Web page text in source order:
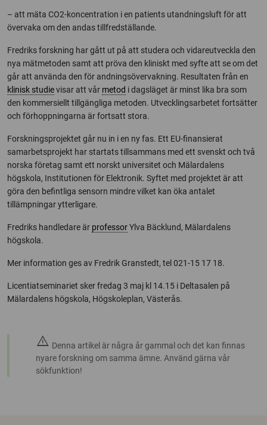
– att mäta CO2-koncentration i en patients utandningsluft för att
övervaka om den andas tillfredställande.
Fredriks forskning har gått ut på att studera och vidareutveckla den
nya mätmetoden samt att pröva den kliniskt med syfte att se om det
går att använda den för andningsövervakning. Resultaten från en
klinisk studievisar att vår metod i dagsläget är minst lika bra som
den kommersiellt tillgängliga metoden. Utvecklingsarbetet fortsätter
och förhoppningarna är fortsatt stora.
Forskningsprojektet går nu in i en ny fas. Ett EU-finansierat
samarbetsprojekt har startats tillsammans med ett svenskt och två
norska företag samt ett norskt universitet och Mälardalens
högskola, Institutionen för Elektronik. Syftet med projektet är att
göra den befintliga sensorn mindre vilket kan öka antalet
tillämpningar ytterligare.
Fredriks handledare är professorYlva Bäcklund, Mälardalens
högskola.
Mer information ges av Fredrik Granstedt, tel 021-15 17 18.
Licentiatseminariet sker fredag 3 maj kl 14.15 i Deltasalen på
Mälardalens högskola, Högskoleplan, Västerås.
warning Denna artikel är några år gammal och det kan finnas
nyare forskning om samma ämne. Använd gärna vår
sökfunktion!